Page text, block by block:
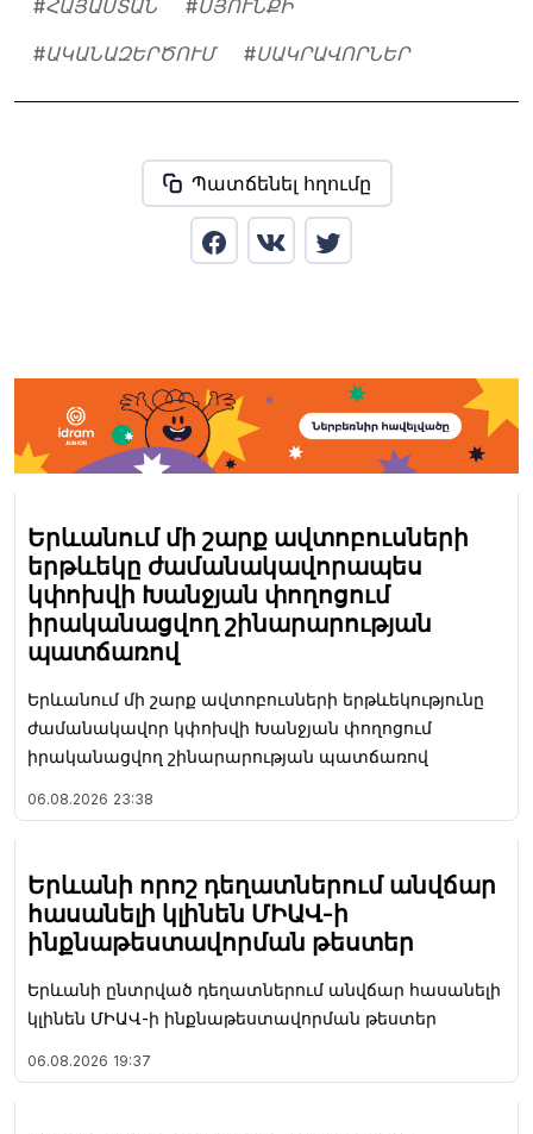
#ՀԱՅԱՍՏԱՆ #ՍՅՈՒՆՔԻ
#ԱԿԱՆԱԶԵՐԾՈՒՄ #ՍԱԿՐԱՎՈՐՆԵՐ
Պատճենել հղումը
Երևանում մի շարք ավտոբուսների
երթևեկը ժամանակավորապես
կփոխվի Խանջյան փողոցում
իրականացվող շինարարության
պատճառով
Երևանում մի շարք ավտոբուսների երթևեկությունը
ժամանակավոր կփոխվի Խանջյան փողոցում
իրականացվող շինարարության պատճառով
06.08.2026 23:38
Երևանի որոշ դեղատներում անվճար
հասանելի կլինեն ՄԻԱՎ-ի
ինքնաթեստավորման թեստեր
Երևանի ընտրված դեղատներում անվճար հասանելի
կլինեն ՄԻԱՎ-ի ինքնաթեստավորման թեստեր
06.08.2026 19:37